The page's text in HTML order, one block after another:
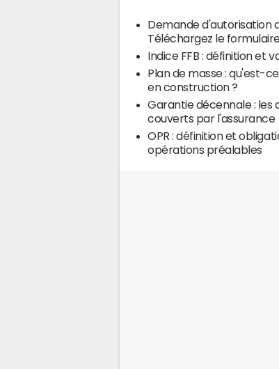
Demande d'autorisation
Téléchargez le
Indice FFB : définition et
Plan de masse : qu'est-
en construction ?
Garantie décennale : les
couverts par l'assurance
OPR : définition et
opérations préalables